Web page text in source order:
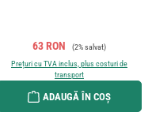
Preț de vânzare:
63 RON Preț obișnuit:
(2% salvat)
Prețuri cu TVA inclus, plus costuri de
transport
ADAUGĂ ÎN COȘ